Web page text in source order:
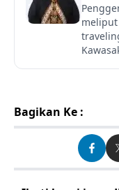
meliput
Bagikan Ke :